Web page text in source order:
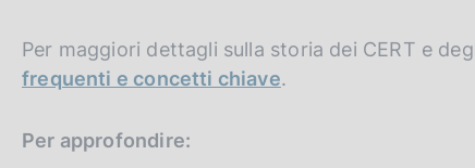
Per maggiori dettagli sulla storia dei CERT e
frequenti e concetti chiave.
Per approfondire: